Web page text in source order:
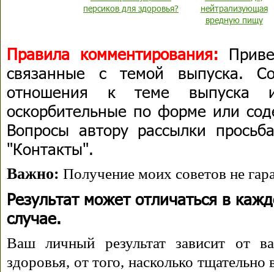
персиков для здоровья?
нейтрализующая
вредную пищу
Правила комментирования:
связанные с темой выпуска.
отношения к теме выпуска
оскорбительные по форме или
Вопросы автору рассылки
"Контакты".
Важно: Получение моих советов не
Результат может отличаться в
случае.
Ваш личный результат зависит от
здоровья, от того, насколько